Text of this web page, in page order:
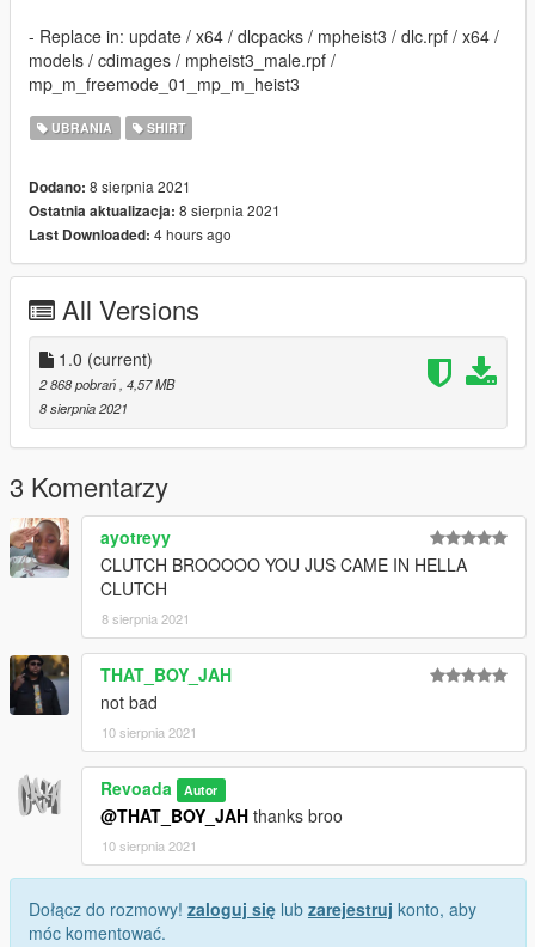
- Replace in: update / x64 / dlcpacks / mpheist3 / dlc.rpf / x64 /
models / cdimages / mpheist3_male.rpf /
mp_m_freemode_01_mp_m_heist3
UBRANIA SHIRT
Dodano: 8 sierpnia 2021
Ostatnia aktualizacja: 8 sierpnia 2021
Last Downloaded: 4 hours ago
All Versions
1.0 (current)
2 868 pobrań , 4,57 MB
8 sierpnia 2021
3 Komentarzy
ayotreyy
CLUTCH BROOOOO YOU JUS CAME IN HELLA
CLUTCH
8 sierpnia 2021
THAT_BOY_JAH
not bad
10 sierpnia 2021
Revoada Autor
@THAT_BOY_JAH thanks broo
10 sierpnia 2021
Dołącz do rozmowy! zaloguj się lub zarejestruj konto, aby
móc komentować.